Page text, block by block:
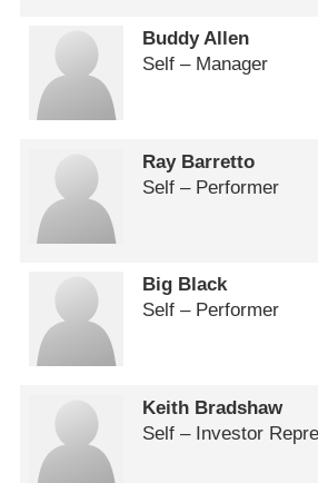
Buddy Allen
Self – Manager
Ray Barretto
Self – Performer
Big Black
Self – Performer
Keith Bradshaw
Self – Investor